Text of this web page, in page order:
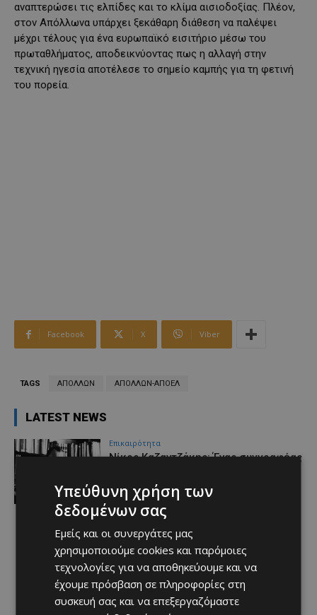
αναπτερώσει τις ελπίδες και το κλίμα αισιοδοξίας. Πλέον,
στον Απόλλωνα υπάρχει ξεκάθαρη διάθεση να παλέψει
μέχρι τέλους για ένα ευρωπαϊκό εισιτήριο μέσω του
πρωταθλήματος, αποδεικνύοντας πως η αλλαγή στην
τεχνική ηγεσία αποτέλεσε το σημείο καμπής για τη φετινή
του πορεία.
Facebook X Viber
TAGS ΑΠΟΛΛΩΝ ΑΠΟΛΛΩΝ-ΑΠΟΕΛ
LATEST NEWS
Επικαιρότητα
Νίκος Καζαντζάκης: Ένας συγγραφέας
άνθρωπο
Afentiko - 10/08/2026
Υπεύθυνη χρήση των
δεδομένων σας
Εμείς και οι συνεργάτες μας
χρησιμοποιούμε cookies και παρόμοιες
τεχνολογίες για να αποθηκεύουμε και να
έχουμε πρόσβαση σε πληροφορίες στη
συσκευή σας και να επεξεργαζόμαστε